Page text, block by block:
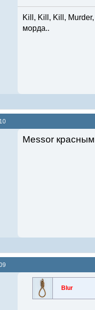
Kill, Kill, Kill,
морда..
Messor красным
Blur